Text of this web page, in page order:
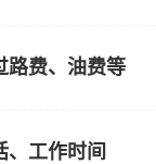
路费、油费等
、工作时间